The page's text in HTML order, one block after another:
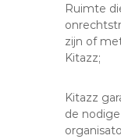
Ruimte
zijn of
Kitazz;
Kitazz
de